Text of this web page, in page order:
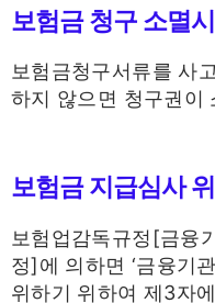
보험금 청구 소멸
보험금청구서류를 사
하지 않으면 청구권이
보험금 지급심사
보험업감독규정[금융
정]에 의하면 ‘금융기
위하기 위하여 제3자